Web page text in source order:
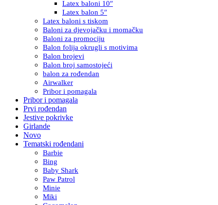
Latex baloni 10″
Latex balon 5″
Latex baloni s tiskom
Baloni za djevojačku i momačku
Baloni za promociju
Balon folija okrugli s motivima
Balon brojevi
Balon broj samostojeći
balon za rođendan
Airwalker
Pribor i pomagala
Pribor i pomagala
Prvi rođendan
Jestive pokrivke
Girlande
Novo
Tematski rođendani
Barbie
Bing
Baby Shark
Paw Patrol
Minie
Miki